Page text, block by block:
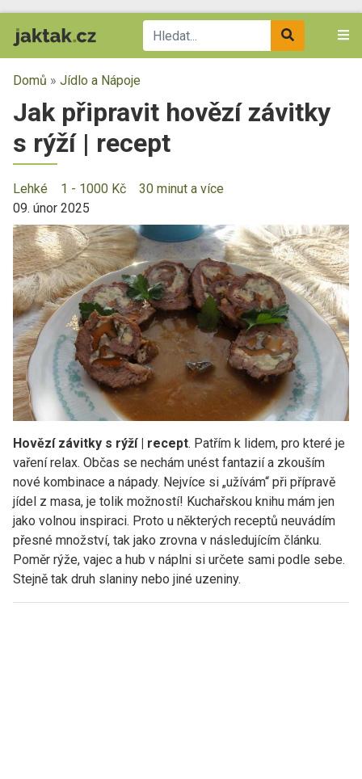
Domů » Jídlo a Nápoje
Jak připravit hovězí závitky
s rýží | recept
Lehké 1 - 1000 Kč
30 minut a více
09. únor 2025
Hovězí závitky s rýží | recept. Patřím k lidem, pro které je
vaření relax. Občas se nechám unést fantazií a zkouším
nové kombinace a nápady. Nejvíce si „užívám“ při přípravě
jídel z masa, je tolik možností! Kuchařskou knihu mám jen
jako volnou inspiraci. Proto u některých receptů neuvádím
přesné množství, tak jako zrovna v následujícím článku.
Poměr rýže, vajec a hub v náplni si určete sami podle sebe.
Stejně tak druh slaniny nebo jiné uzeniny.